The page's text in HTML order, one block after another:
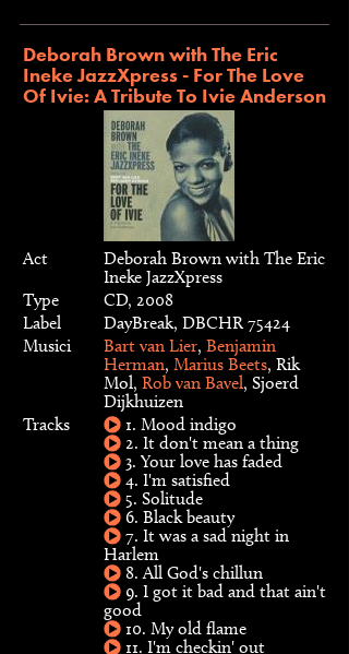
Deborah Brown with The Eric
Ineke JazzXpress - For The Love
Of Ivie: A Tribute To Ivie Anderson
Act
Deborah Brown with The Eric
Ineke JazzXpress
Type
CD, 2008
Label
DayBreak, DBCHR 75424
Musici
Bart van Lier, Benjamin
Herman, Marius Beets, Rik
Mol, Rob van Bavel, Sjoerd
Dijkhuizen
Tracks
1. Mood indigo
2. It don't mean a thing
3. Your love has faded
4. I'm satisfied
5. Solitude
6. Black beauty
7. It was a sad night in
Harlem
8. All God's chillun
9. I got it bad and that ain't
good
10. My old flame
11. I'm checkin' out